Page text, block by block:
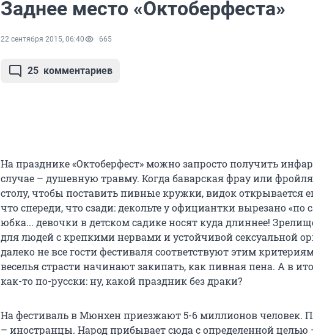
Заднее место «Октоберфеста»
22 сентября 2015, 06:40 665
25 комментариев
На празднике «Октоберфест» можно запросто получить
случае – душевную травму. Когда баварская фрау или
столу, чтобы поставить пивные кружки, видок открывается
что спереди, что сзади: декольте у официантки вырезано «по
юбка... девочки в детском садике носят куда длиннее!
для людей с крепкими нервами и устойчивой сексуальной
далеко не все гости фестиваля соответствуют этим
веселья страсти начинают закипать, как пивная пена. А в
как-то по-русски: ну, какой праздник без драки?
На фестиваль в Мюнхен приезжают 5-6 миллионов человек.
– иностранцы. Народ прибывает сюда с определенной целью